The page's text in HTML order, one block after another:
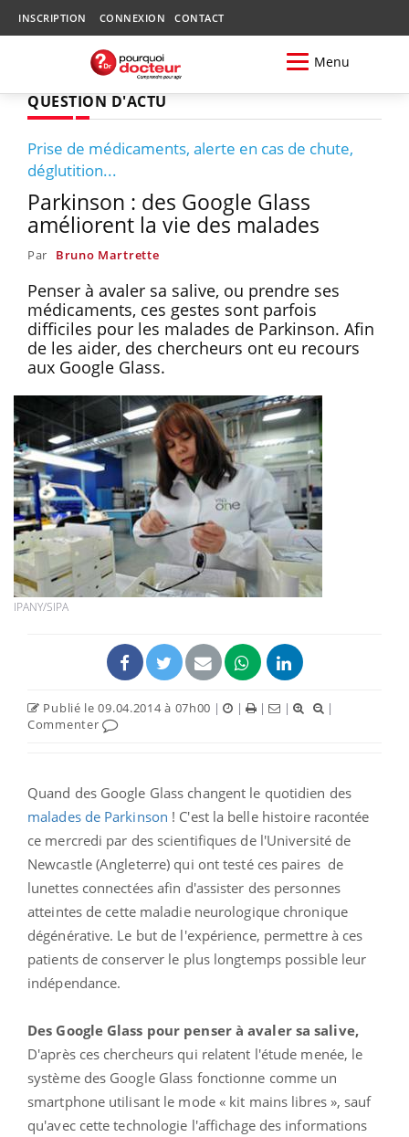
INSCRIPTION CONNEXION CONTACT
Menu
QUESTION D'ACTU
Prise de médicaments, alerte en cas de chute,
déglutition...
Parkinson : des Google Glass
améliorent la vie des malades
Par Bruno Martrette
Penser à avaler sa salive, ou prendre ses
médicaments, ces gestes sont parfois
difficiles pour les malades de Parkinson. Afin
de les aider, des chercheurs ont eu recours
aux Google Glass.
IPANY/SIPA
Publié le 09.04.2014 à 07h00 | | | |
|
Commenter
Quand des Google Glass changent le quotidien des
malades de Parkinson ! C'est la belle histoire racontée
ce mercredi par des scientifiques de l'Université de
Newcastle (Angleterre) qui ont testé ces paires de
lunettes connectées afin d'assister des personnes
atteintes de cette maladie neurologique chronique
dégénérative. Le but de l'expérience, permettre à ces
patients de conserver le plus longtemps possible leur
indépendance.
Des Google Glass pour penser à avaler sa salive,
D'après ces chercheurs qui relatent l'étude menée, le
système des Google Glass fonctionne comme un
smartphone utilisant le mode « kit mains libres », sauf
qu'avec cette technologie l'affichage des informations